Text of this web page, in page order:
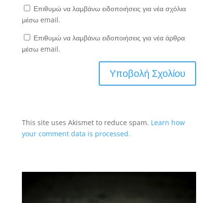
Επιθυμώ να λαμβάνω ειδοποιήσεις για νέα σχόλια
μέσω email.
Επιθυμώ να λαμβάνω ειδοποιήσεις για νέα άρθρα
μέσω email.
This site uses Akismet to reduce spam. Learn how
your comment data is processed.